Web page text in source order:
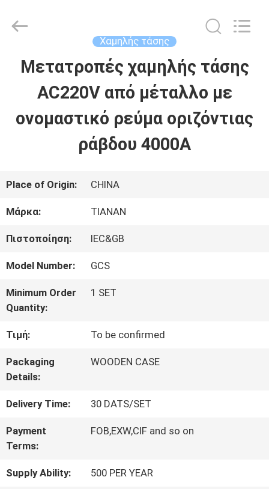
ΣΠΊΤΙ
ΠΡΟΪΌΝΤΑ
ΕΜΦΆΝΙΣΗ
VR
ΠΕΡΊΠΟΥ
ΓΎΡΟΣ
ΕΡΓΟΣΤΑΣΊΩΝ
ΠΟΙΟΤΙΚΌΣ
ΜΑΣ
ΣΕ
Tianan
(Group)
Reserved.
Χαμηλής τάσης
Μετατροπές χαμηλής τάσης
AC220V από μέταλλο με
ονομαστικό ρεύμα οριζόντιας
ράβδου 4000A
Place of Origin: CHINA
Μάρκα: TIANAN
Πιστοποίηση: IEC&GB
Model Number: GCS
Minimum Order
Quantity:
1 SET
Τιμή: To be confirmed
Packaging
Details:
WOODEN CASE
Delivery Time: 30 DATS/SET
Payment
Terms:
FOB,EXW,CIF and so on
Supply Ability: 500 PER YEAR